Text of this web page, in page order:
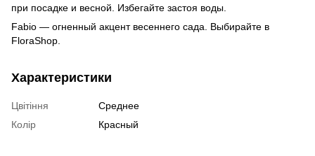
при посадке и весной. Избегайте застоя воды.
Fabio — огненный акцент весеннего сада. Выбирайте в
FloraShop.
Характеристики
Цвітіння
Среднее
Колір
Красный